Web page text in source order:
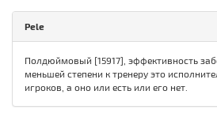
Pele
Полдюймовый [15917], эффективность
меньшей степени к тренеру это
игроков, а оно или есть или его нет.